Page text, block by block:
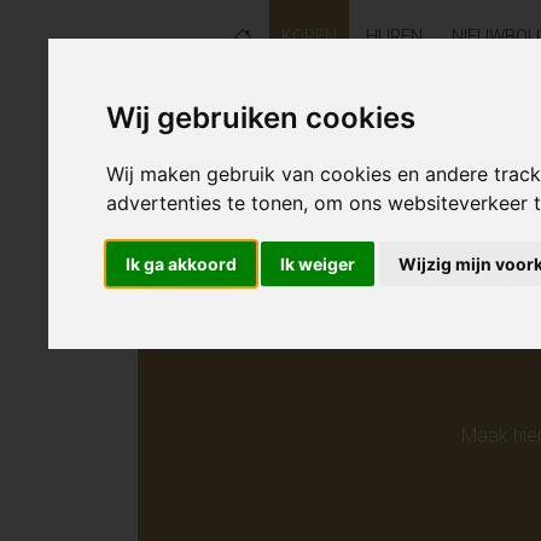
Wij gebruiken cookies
Wij maken gebruik van cookies en andere
advertenties te tonen, om ons websiteverkeer
Ik ga akkoord Ik weiger Wijzig mijn
KOPEN HUREN
Helaas
Maak